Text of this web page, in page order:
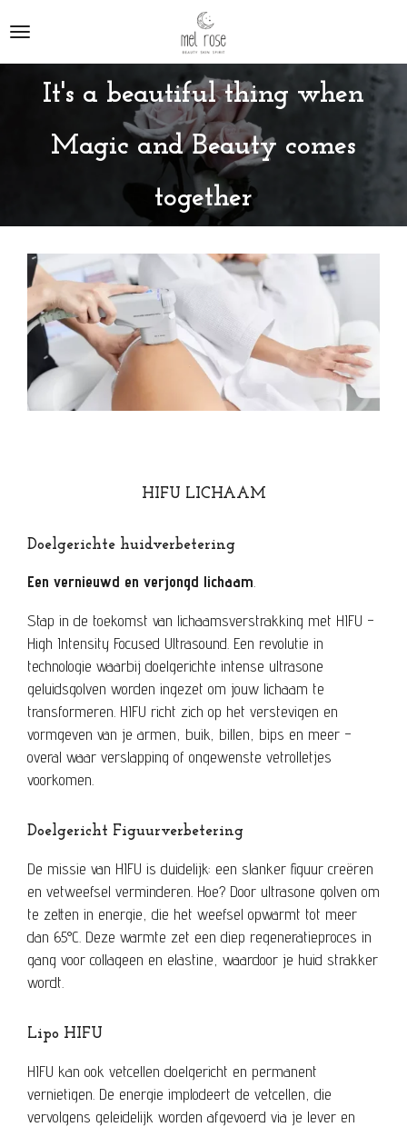
direct
naar
It's a beautiful thing when
Magic and Beauty comes
together
HIFU LICHAAM
Doelgerichte huidverbetering
Een vernieuwd en verjongd lichaam.
Stap in de toekomst van lichaamsverstrakking met HIFU -
High Intensity Focused Ultrasound. Een revolutie in
technologie waarbij doelgerichte intense ultrasone
geluidsgolven worden ingezet om jouw lichaam te
transformeren. HIFU richt zich op het verstevigen en
vormgeven van je armen, buik, billen, bips en meer -
overal waar verslapping of ongewenste vetrolletjes
voorkomen.
Doelgericht Figuurverbetering
De missie van HIFU is duidelijk: een slanker figuur creëren
en vetweefsel verminderen. Hoe? Door ultrasone golven om
te zetten in energie, die het weefsel opwarmt tot meer
dan 65°C. Deze warmte zet een diep regeneratieproces in
gang voor collageen en elastine, waardoor je huid strakker
wordt.
Lipo HIFU
HIFU kan ook vetcellen doelgericht en permanent
vernietigen. De energie implodeert de vetcellen, die
vervolgens geleidelijk worden afgevoerd via je lever en